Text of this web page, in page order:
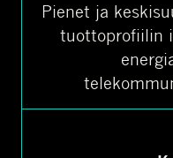
Pienet ja
tuottoprofiilin